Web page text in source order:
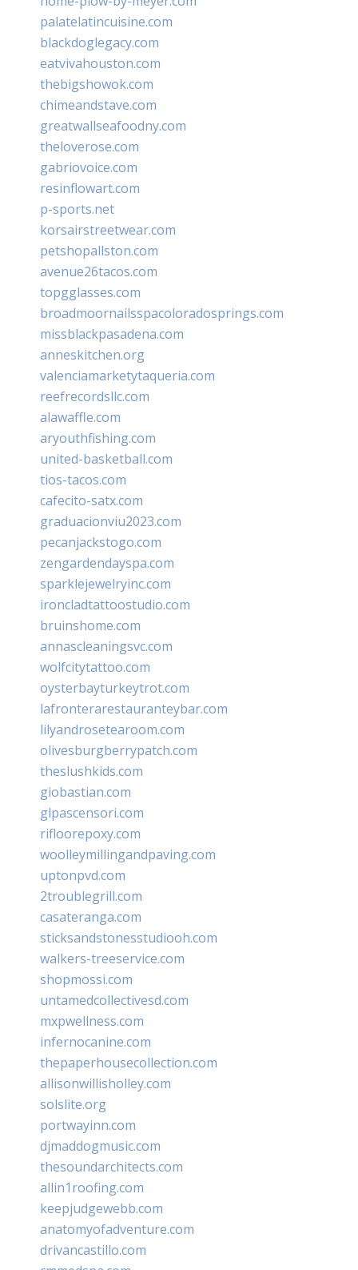
palatelatincuisine.com
blackdoglegacy.com
eatvivahouston.com
thebigshowok.com
chimeandstave.com
greatwallseafoodny.com
theloverose.com
gabriovoice.com
resinflowart.com
p-sports.net
korsairstreetwear.com
petshopallston.com
avenue26tacos.com
topgglasses.com
broadmoornailsspacoloradosprings.com
missblackpasadena.com
anneskitchen.org
valenciamarketytaqueria.com
reefrecordsllc.com
alawaffle.com
aryouthfishing.com
united-basketball.com
tios-tacos.com
cafecito-satx.com
graduacionviu2023.com
pecanjackstogo.com
zengardendayspa.com
sparklejewelryinc.com
ironcladtattoostudio.com
bruinshome.com
annascleaningsvc.com
wolfcitytattoo.com
oysterbayturkeytrot.com
lafronterarestauranteybar.com
lilyandrosetearoom.com
olivesburgberrypatch.com
theslushkids.com
giobastian.com
glpascensori.com
rifloorepoxy.com
woolleymillingandpaving.com
uptonpvd.com
2troublegrill.com
casateranga.com
sticksandstonesstudiooh.com
walkers-treeservice.com
shopmossi.com
untamedcollectivesd.com
mxpwellness.com
infernocanine.com
thepaperhousecollection.com
allisonwillisholley.com
solslite.org
portwayinn.com
djmaddogmusic.com
thesoundarchitects.com
allin1roofing.com
keepjudgewebb.com
anatomyofadventure.com
drivancastillo.com